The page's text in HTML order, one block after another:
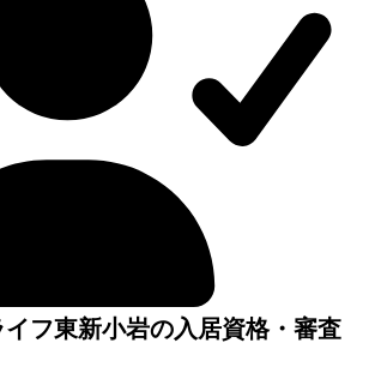
イフ東新小岩の入居資格・審査